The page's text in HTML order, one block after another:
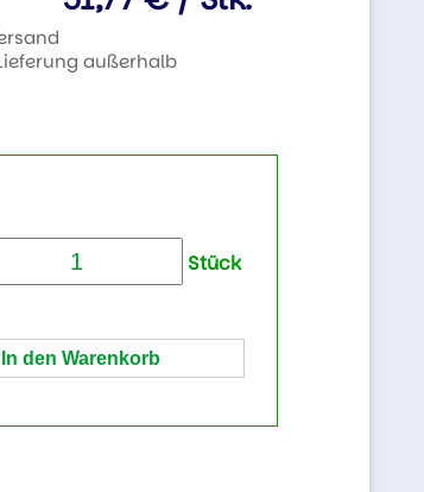
außerhalb
Stück